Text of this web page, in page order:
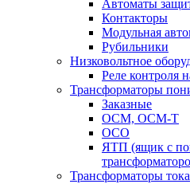
Автоматы
Контакторы
Модульная
Рубильники
Низковольтное
Реле контроля
Трансформаторы
Заказные
ОСМ, ОСМ-Т
ОСО
ЯТП (ящик с
Трансформаторы тока